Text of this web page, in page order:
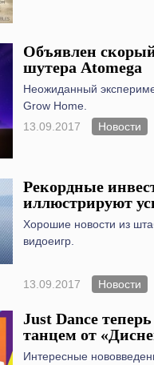
Объявлен
шутера Atomega
Неожиданный
Grow Home.
13.09.2017
Новости
Рекордные
иллюстрируют
Хорошие новости из
видоеигр.
13.09.2017 Новости
Just Dance
танцем от
Интересные